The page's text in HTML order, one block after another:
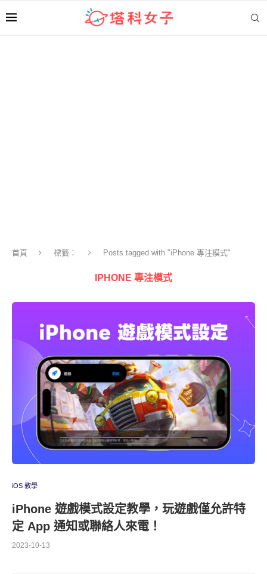
首頁 標籤： Posts tagged with "iPhone 專注模式"
IPHONE 專注模式
iOS 教學
iPhone 遊戲模式設定教學，玩遊戲僅允許特
定 App 通知或聯絡人來電！
2023-10-13